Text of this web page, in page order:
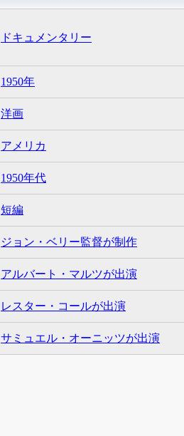
ドキュメンタリー
1950年
洋画
アメリカ
1950年代
短編
ジョン・ベリー監督が制作
アルバート・マルツが出演
レスター・コールが出演
サミュエル・オーニッツが出演